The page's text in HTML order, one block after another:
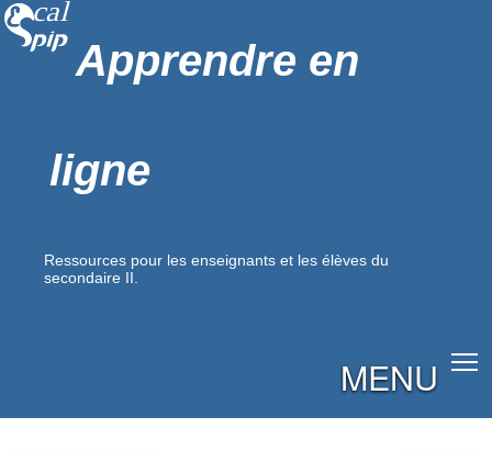
Apprendre en
ligne
Ressources pour les enseignants et les élèves du
secondaire II.
MENU